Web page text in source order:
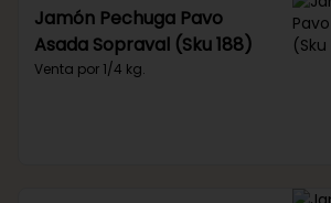
Jamón Pechuga Pavo
Asada Sopraval (Sku 188)
Venta por 1/4 kg.